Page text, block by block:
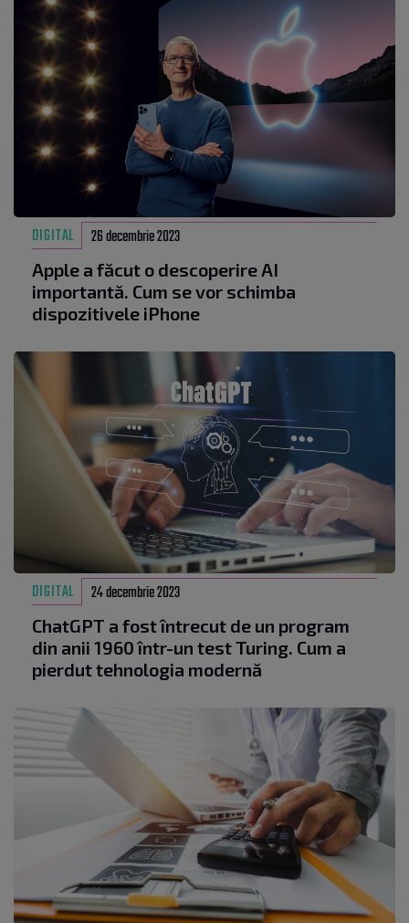
DIGITAL 26 decembrie 2023
Apple a făcut o descoperire AI
importantă. Cum se vor schimba
dispozitivele iPhone
DIGITAL 24 decembrie 2023
ChatGPT a fost întrecut de un program
din anii 1960 într-un test Turing. Cum a
pierdut tehnologia modernă